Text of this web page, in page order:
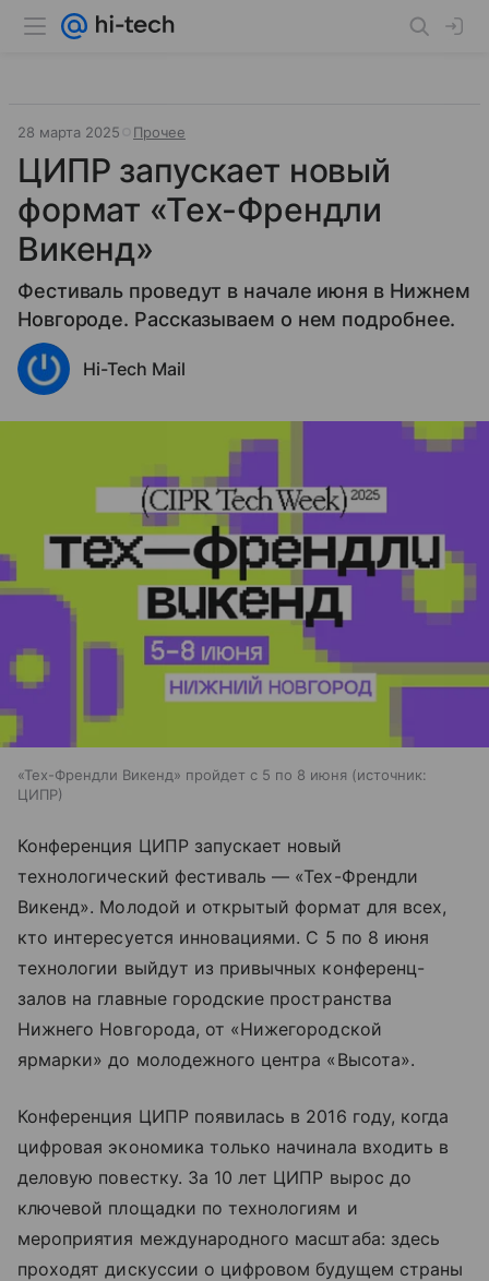
28 марта 2025 Прочее
ЦИПР запускает новый
формат «Тех-Френдли
Викенд»
Фестиваль проведут в начале июня в Нижнем
Новгороде. Рассказываем о нем подробнее.
Hi-Tech Mail
«Тех-Френдли Викенд» пройдет с 5 по 8 июня
источник:
ЦИПР
Конференция ЦИПР запускает новый
технологический фестиваль — «Тех-Френдли
Викенд». Молодой и открытый формат для всех,
кто интересуется инновациями. С 5 по 8 июня
технологии выйдут из привычных конференц-
залов на главные городские пространства
Нижнего Новгорода, от «Нижегородской
ярмарки» до молодежного центра «Высота».
Конференция ЦИПР появилась в 2016 году, когда
цифровая экономика только начинала входить в
деловую повестку. За 10 лет ЦИПР вырос до
ключевой площадки по технологиям и
мероприятия международного масштаба: здесь
проходят дискуссии о цифровом будущем страны